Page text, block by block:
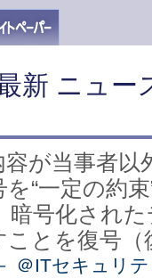
新 ニュ
が当事者以
“一定の約
暗号化され
ことを復号
＠ITセキュリ